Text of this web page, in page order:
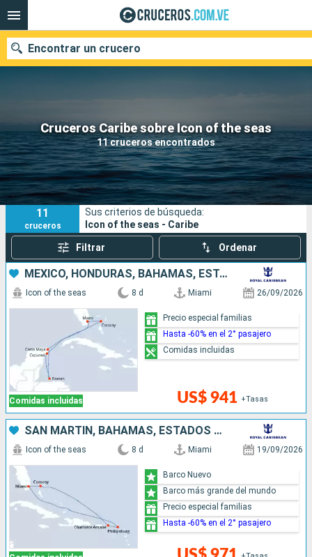
Cruceros Caribe sobre Icon of the seas
11 cruceros encontrados
Encontrar un crucero
Nuestros destinos
Fecha de salida
Puertos Compañías
Buscar
11
cruceros
Sus criterios de búsqueda:
Icon of the seas - Caribe
Filtrar Ordenar
MÉXICO, HONDURAS, BAHAMAS, ESTADOS UNIDOS
Comidas incluidas
Icon of the seas 8 d Miami 26/09/2026
US$ 941 +Tasas
Precio especial familias
Hasta -60% en el 2° pasajero
Comidas incluidas
SAN MARTÍN, BAHAMAS, ESTADOS UNIDOS
Icon of the seas 8 d Miami 19/09/2026
Barco Nuevo
Barco más grande del mundo
Precio especial familias
Hasta -60% en el 2° pasajero